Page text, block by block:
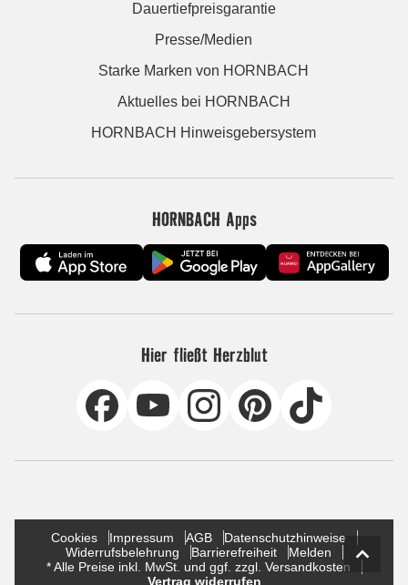
Dauertiefpreisgarantie
Presse/Medien
Starke Marken von HORNBACH
Aktuelles bei HORNBACH
HORNBACH Hinweisgebersystem
HORNBACH Apps
Hier fließt Herzblut
Cookies Impressum AGB
Datenschutzhinweise
Widerrufsbelehrung
Barrierefreiheit
Melden
* Alle Preise inkl. MwSt. und ggf. zzgl. Versandkosten
Vertrag widerrufen